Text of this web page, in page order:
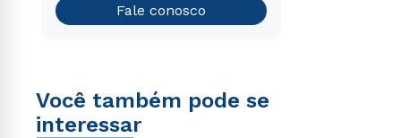
Fale conosco
Você também pode se
interessar